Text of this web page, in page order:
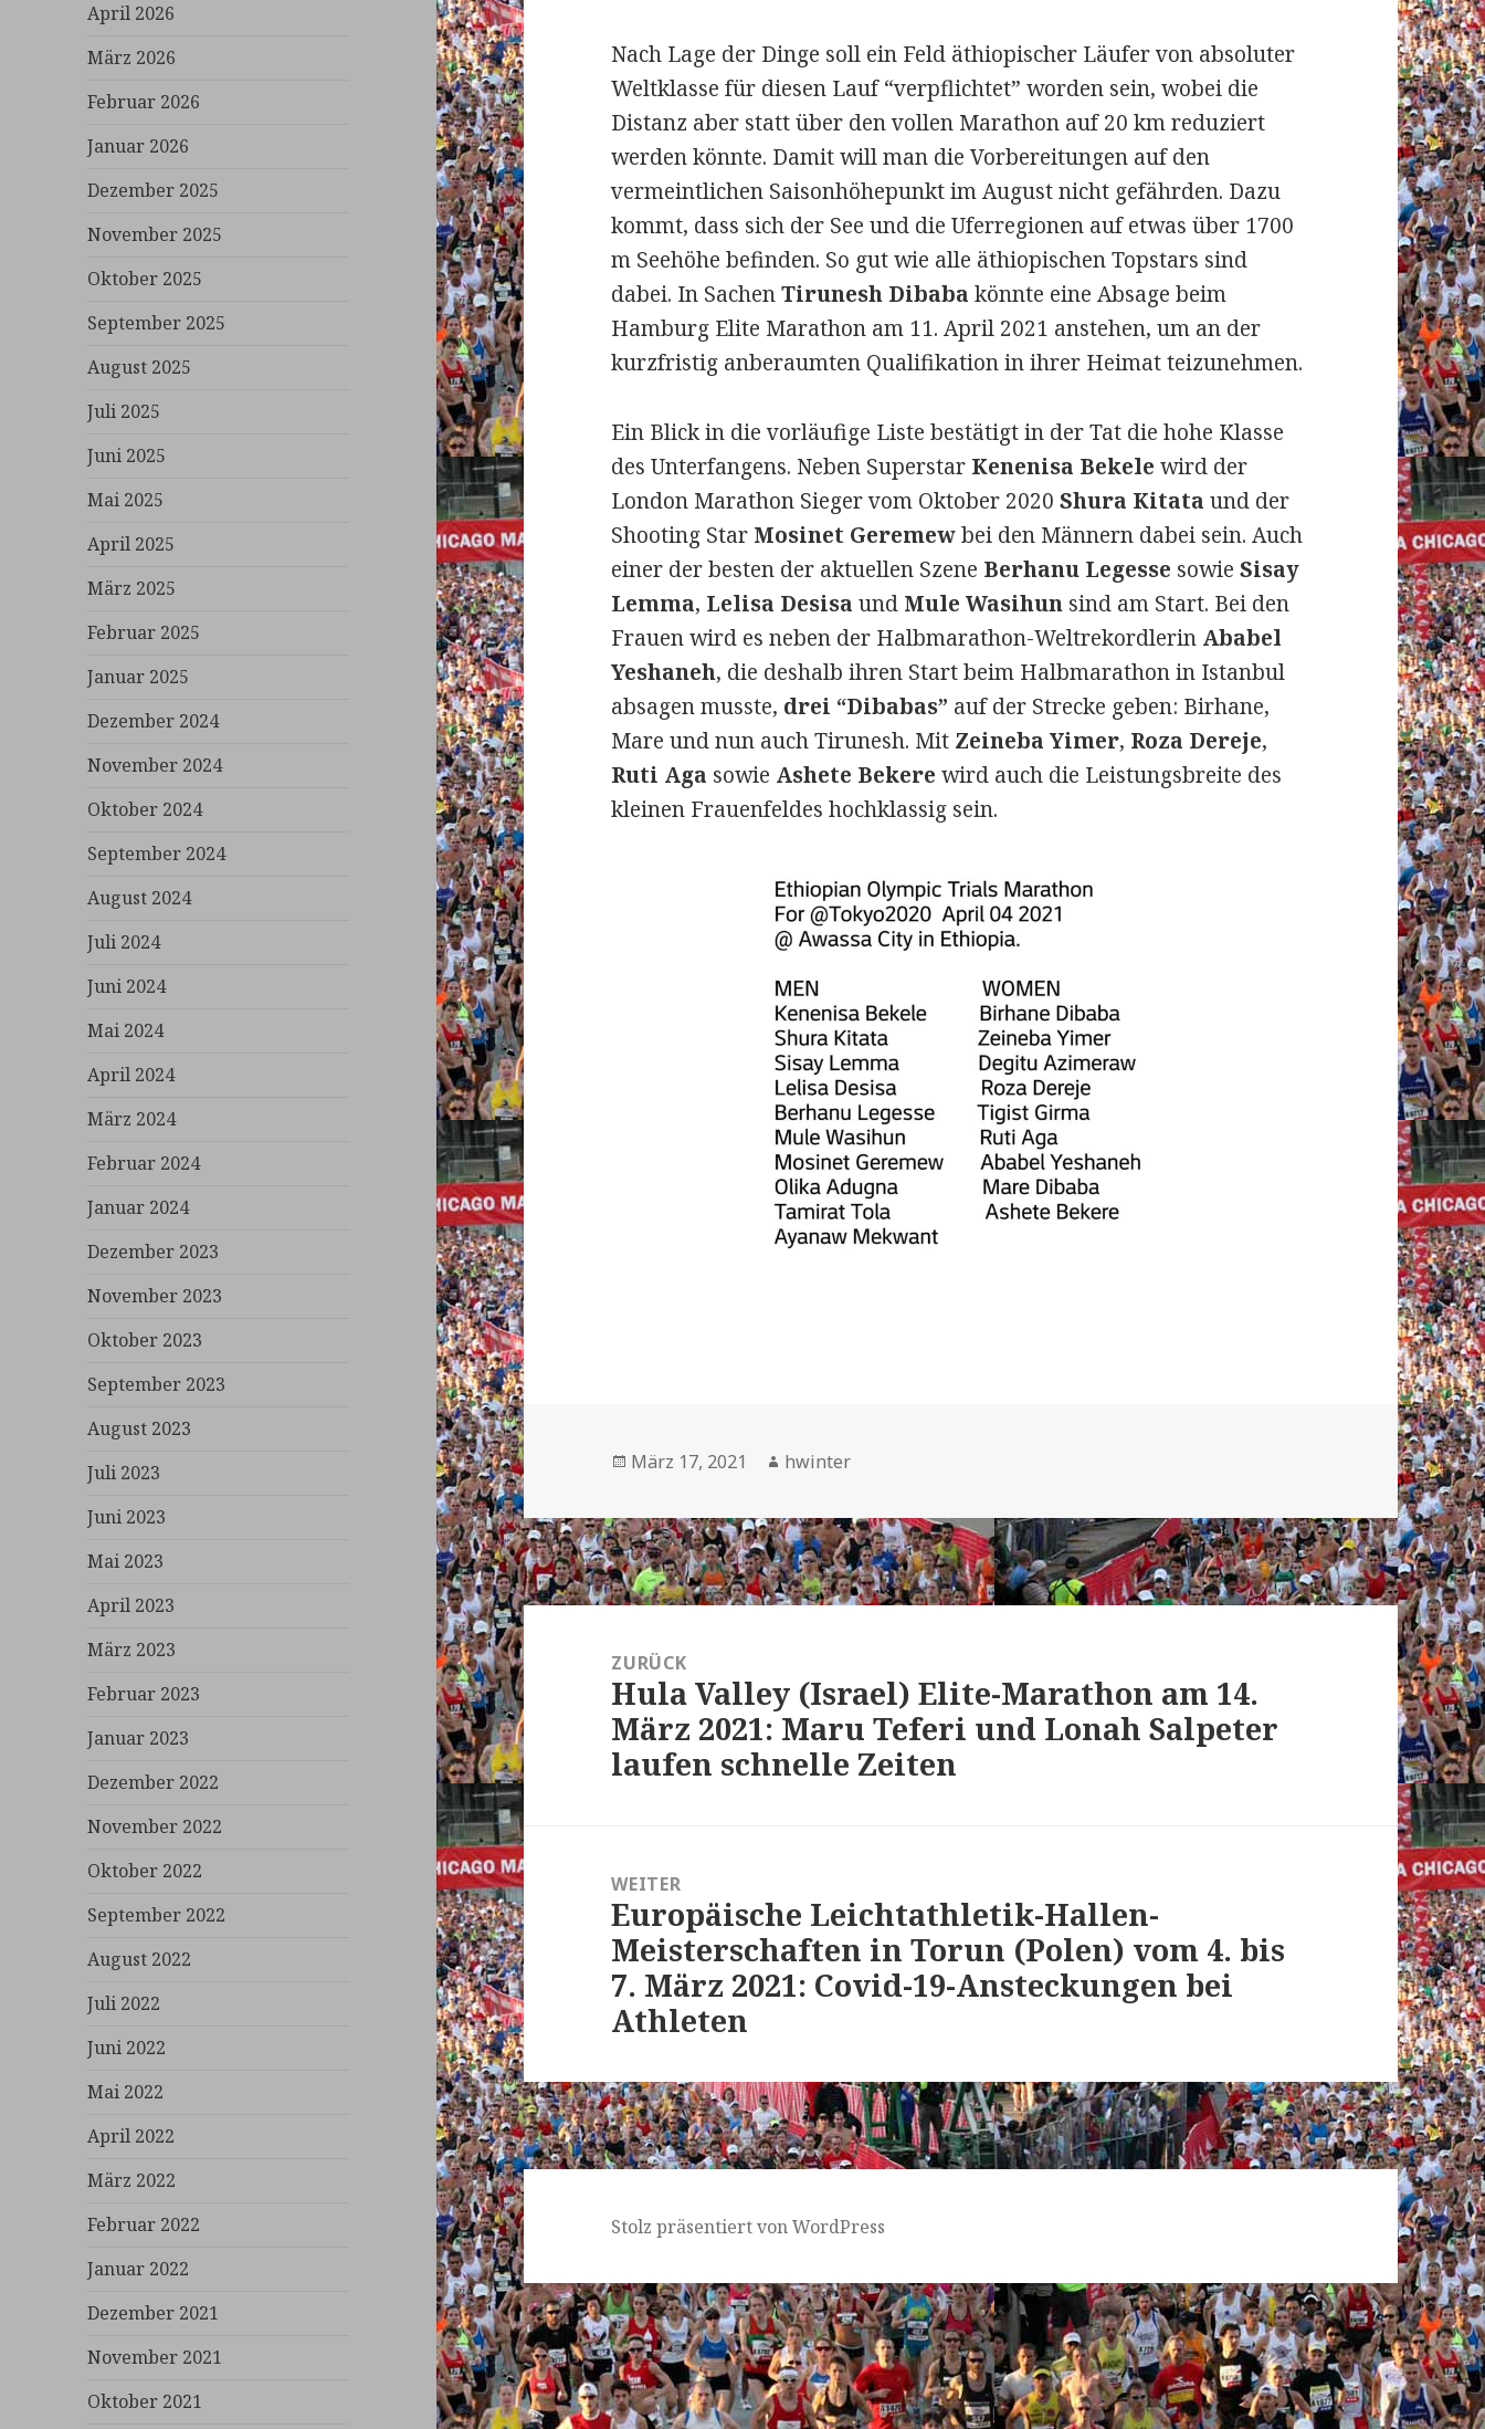
April 2026
März 2026
Februar 2026
Januar 2026
Dezember 2025
November 2025
Oktober 2025
September 2025
August 2025
Juli 2025
Juni 2025
Mai 2025
April 2025
März 2025
Februar 2025
Januar 2025
Dezember 2024
November 2024
Oktober 2024
September 2024
August 2024
Juli 2024
Juni 2024
Mai 2024
April 2024
März 2024
Februar 2024
Januar 2024
Dezember 2023
November 2023
Oktober 2023
September 2023
August 2023
Juli 2023
Juni 2023
Mai 2023
April 2023
März 2023
Februar 2023
Januar 2023
Dezember 2022
November 2022
Oktober 2022
September 2022
August 2022
Juli 2022
Juni 2022
Mai 2022
April 2022
März 2022
Februar 2022
Januar 2022
Dezember 2021
November 2021
Oktober 2021
Nach Lage der Dinge soll ein Feld äthiopischer Läufer von absoluter
Weltklasse für diesen Lauf “verpflichtet” worden sein, wobei die
Distanz aber statt über den vollen Marathon auf 20 km reduziert
werden könnte. Damit will man die Vorbereitungen auf den
vermeintlichen Saisonhöhepunkt im August nicht gefährden. Dazu
kommt, dass sich der See und die Uferregionen auf etwas über 1700
m Seehöhe befinden. So gut wie alle äthiopischen Topstars sind
dabei. In SachenTirunesh Dibaba könnte eine Absage beim
Hamburg Elite Marathon am 11. April 2021 anstehen, um an der
kurzfristig anberaumten Qualifikation in ihrer Heimat teizunehmen.
Ein Blick in die vorläufige Liste bestätigt in der Tat die hohe Klasse
des Unterfangens. Neben Superstar Kenenisa Bekele wird der
London Marathon Sieger vom Oktober 2020Shura Kitata und der
Shooting Star Mosinet Geremewbei den Männern dabei sein. Auch
einer der besten der aktuellen Szene Berhanu Legesse sowieSisay
Lemma, Lelisa Desisa und Mule Wasihun sind am Start. Bei den
Frauen wird es neben der Halbmarathon-Weltrekordlerin Ababel
Yeshaneh, die deshalb ihren Start beim Halbmarathon in Istanbul
absagen musste, drei “Dibabas” auf der Strecke geben: Birhane,
Mare und nun auch Tirunesh. Mit Zeineba Yimer, Roza Dereje,
Ruti Aga sowie Ashete Bekere wird auch die Leistungsbreite des
kleinen Frauenfeldes hochklassig sein.
Veröffentlicht
März 17, 2021 Autor
hwinter
Beitrags-
NavigationZURÜCK
Vorheriger
Beitrag:
Hula Valley (Israel) Elite-Marathon am 14.
März 2021: Maru Teferi und Lonah Salpeter
laufen schnelle Zeiten
WEITER
Nächster
Beitrag:
Europäische Leichtathletik-Hallen-
Meisterschaften in Torun (Polen) vom 4. bis
7. März 2021: Covid-19-Ansteckungen bei
Athleten
Stolz präsentiert von WordPress